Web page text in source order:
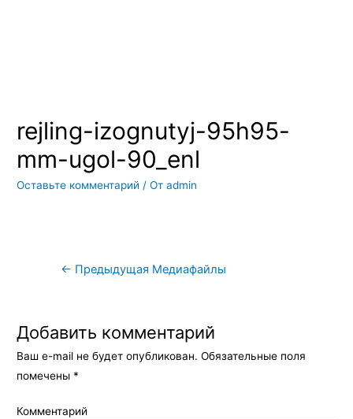
rejling-izognutyj-95h95-
mm-ugol-90_enl
Оставьте комментарий / Отadmin
Навигация
← Предыдущая Медиафайлы
Добавить комментарий
Ваш e-mail не будет опубликован. Обязательные поля
помечены *
Комментарий